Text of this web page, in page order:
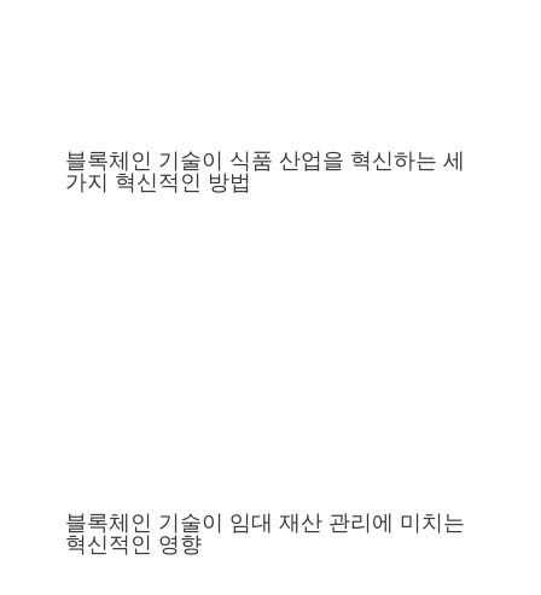
블록체인 기술이 식품 산업을 혁신하는 세
가지 혁신적인 방법
블록체인 기술이 임대 재산 관리에 미치는
혁신적인 영향